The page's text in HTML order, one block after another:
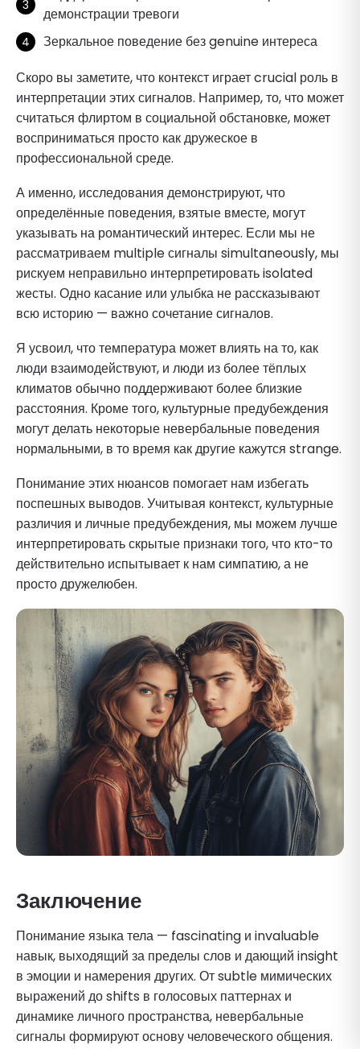
демонстрации тревоги
Зеркальное поведение без genuine интереса
Скоро вы заметите, что контекст играет crucial роль в
интерпретации этих сигналов. Например, то, что может
считаться флиртом в социальной обстановке, может
восприниматься просто как дружеское в
профессиональной среде.
А именно, исследования демонстрируют, что
определённые поведения, взятые вместе, могут
указывать на романтический интерес. Если мы не
рассматриваем multiple сигналы simultaneously, мы
рискуем неправильно интерпретировать isolated
жесты. Одно касание или улыбка не рассказывают
всю историю — важно сочетание сигналов.
Я усвоил, что температура может влиять на то, как
люди взаимодействуют, и люди из более тёплых
климатов обычно поддерживают более близкие
расстояния. Кроме того, культурные предубеждения
могут делать некоторые невербальные поведения
нормальными, в то время как другие кажутся strange.
Понимание этих нюансов помогает нам избегать
поспешных выводов. Учитывая контекст, культурные
различия и личные предубеждения, мы можем лучше
интерпретировать скрытые признаки того, что кто-то
действительно испытывает к нам симпатию, а не
просто дружелюбен.
Заключение
Понимание языка тела — fascinating и invaluable
навык, выходящий за пределы слов и дающий insight
в эмоции и намерения других. От subtle мимических
выражений до shifts в голосовых паттернах и
динамике личного пространства, невербальные
сигналы формируют основу человеческого общения.